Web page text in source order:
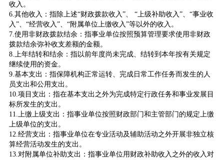
收入。
6.其他收入：指除上述“财政拨款收入”、 “上级补助收入”、“事业收
入”、“经营收入”、“附属单位上缴收入”等以外的收入。
7.使用非财政拨款结余：指事业单位按照预算管理要求使用非财政
拨款结余弥补收支差额的金额。
8.上年结转和结余：指以前年度尚未完成、结转到本年按有关规定
继续使用的资金。
9.基本支出：指保障机构正常运转、完成日常工作任务而发生的人
员支出和公用支出。
10.项目支出：指在基本支出之外为完成特定行政任务和事业发展目
标所发生的支出。
11.上缴上级支出：指事业单位按照财政部门和主管部门的规定上缴
上级单位的支出。
12.经营支出：指事业单位在专业活动及辅助活动之外开展非独立核
算经营活动发生的支出。
13.对附属单位补助支出：指事业单位用财政补助收入之外的收入对